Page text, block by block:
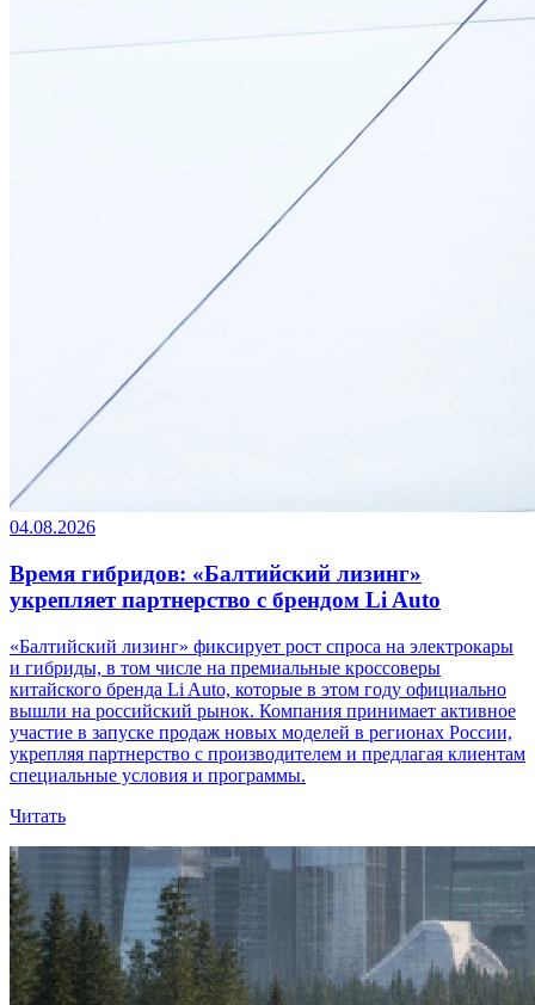
04.08.2026
Время гибридов: «Балтийский лизинг»
укрепляет партнерство с брендом Li Auto
«Балтийский лизинг» фиксирует рост спроса на электрокары
и гибриды, в том числе на премиальные кроссоверы
китайского бренда Li Auto, которые в этом году официально
вышли на российский рынок. Компания принимает активное
участие в запуске продаж новых моделей в регионах России,
укрепляя партнерство с производителем и предлагая клиентам
специальные условия и программы.
Читать